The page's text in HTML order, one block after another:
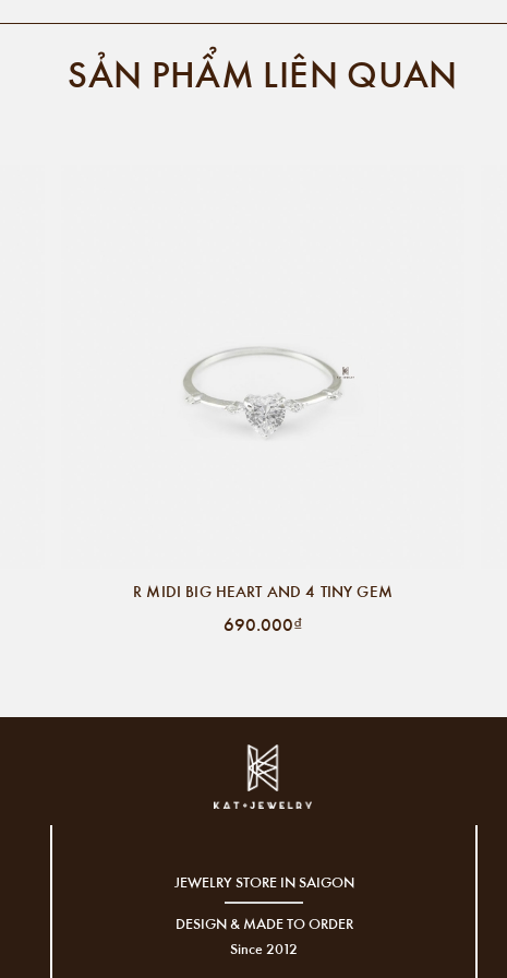
SẢN PHẨM LIÊN QUAN
R MIDI BIG HEART AND 4 TINY GEM
690.000₫
JEWELRY STORE IN SAIGON
DESIGN & MADE TO ORDER
Since 2012